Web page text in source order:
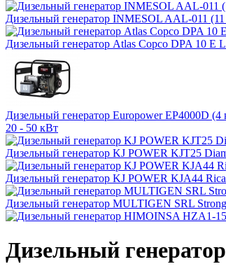
Дизельный генератор INMESOL AAL-011
Дизельный генератор Atlas Copco DPA 10 E
Дизельный генератор Europower EP4000D
20 - 50 кВт
Дизельный генератор KJ POWER KJT25
Дизельный генератор KJ POWER KJA44
Дизельный генератор MULTIGEN SRL
Дизельный